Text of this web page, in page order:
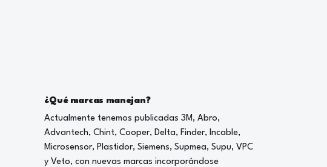
¿Qué marcas manejan?
Actualmente tenemos publicadas 3M, Abro,
Advantech, Chint, Cooper, Delta, Finder, Incable,
Microsensor, Plastidor, Siemens, Supmea, Supu, VPC
y Veto, con nuevas marcas incorporándose